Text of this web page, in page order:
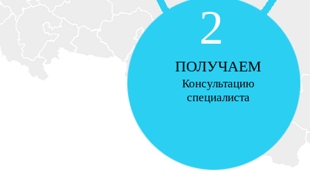
2
ПОЛУЧАЕМ
Консультацию
специалиста